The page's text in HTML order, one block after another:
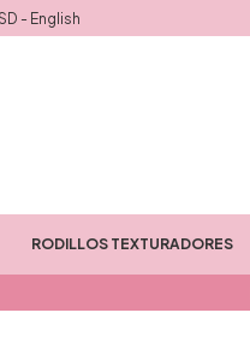
- English
RODILLOS TEXTURADORES